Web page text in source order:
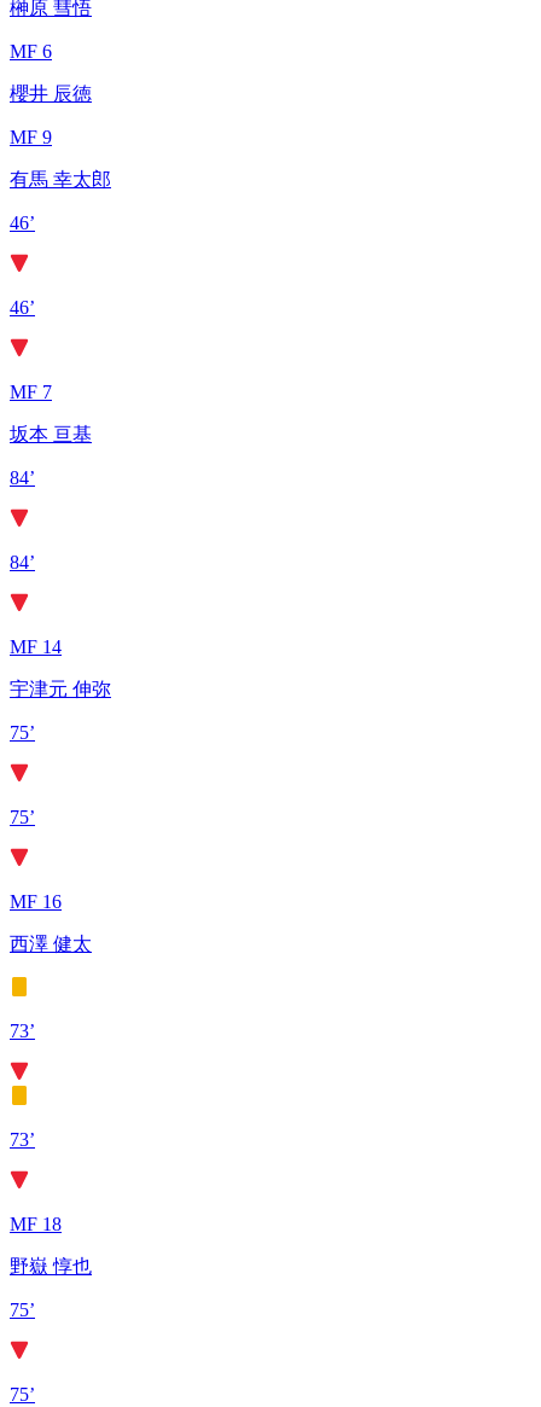
榊原 彗悟
MF 6
櫻井 辰徳
MF 9
有馬 幸太郎
46’
46’
MF 7
坂本 亘基
84’
84’
MF 14
宇津元 伸弥
75’
75’
MF 16
西澤 健太
73’
73’
MF 18
野嶽 惇也
75’
75’